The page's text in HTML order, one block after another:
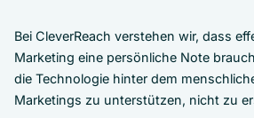
Bei CleverReach verstehen wir, dass
Marketing eine persönliche Note
die Technologie hinter dem
Marketings zu unterstützen, nicht zu